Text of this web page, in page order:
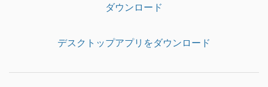
ダウンロード
デスクトップアプリをダウンロード